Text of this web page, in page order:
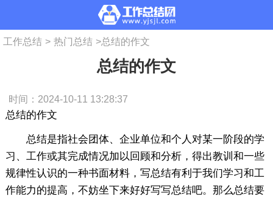
工作总结 > 热门总结 >总结的作文
总结的作文
时间：2024-10-11 13:28:37
总结的作文
总结是指社会团体、企业单位和个人对某一阶段的学
习、工作或其完成情况加以回顾和分析，得出教训和一些
规律性认识的一种书面材料，写总结有利于我们学习和工
作能力的提高，不妨坐下来好好写写总结吧。那么总结要